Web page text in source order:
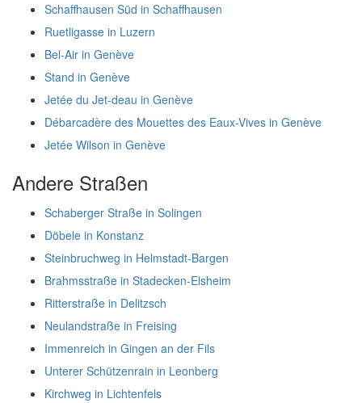
Schaffhausen Süd in Schaffhausen
Ruetligasse in Luzern
Bel-Air in Genève
Stand in Genève
Jetée du Jet-deau in Genève
Débarcadère des Mouettes des Eaux-Vives in Genève
Jetée Wilson in Genève
Andere Straßen
Schaberger Straße in Solingen
Döbele in Konstanz
Steinbruchweg in Helmstadt-Bargen
Brahmsstraße in Stadecken-Elsheim
Ritterstraße in Delitzsch
Neulandstraße in Freising
Immenreich in Gingen an der Fils
Unterer Schützenrain in Leonberg
Kirchweg in Lichtenfels